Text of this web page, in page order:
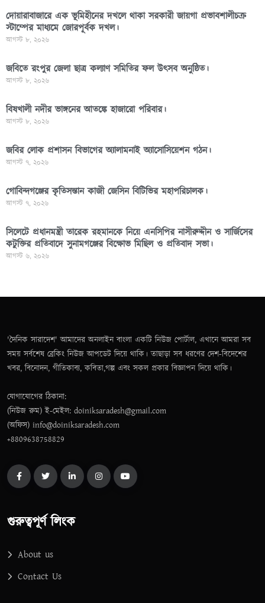
দোয়ারাবাজারে এক ভূমিহীনের দখলে থাকা সরকারী জায়গা প্রভাবশালীচক্র
স্টাম্পের মাধ্যমে জোরপূর্বক দখল।
আগস্ট ৮, ২০২৬
জবিতে রংপুর জেলা ছাত্র কল্যাণ সমিতির ফল উৎসব অনুষ্ঠিত।
আগস্ট ৮, ২০২৬
বিষখালী নদীর ভাঙ্গনের আতঙ্কে হাজারো পরিবার।
আগস্ট ৮, ২০২৬
জবির লোক প্রশাসন বিভাগের অ্যালামনাই অ্যাসোসিয়েশন গঠন।
আগস্ট ৭, ২০২৬
গোবিন্দগঞ্জের কৃতিসন্তান কাজী জেসিন বিটিভির মহাপরিচালক।
আগস্ট ৭, ২০২৬
সিলেটে প্রধানমন্ত্রী তারেক রহমানকে নিয়ে এনসিপির নাসীরুদ্দীন ও সার্জিসের
কটুক্তির প্রতিবাদে সুনামগঞ্জের বিক্ষোভ মিছিল ও প্রতিবাদ সভা।
আগস্ট ৬, ২০২৬
'দৈনিক সারাদেশ' আমাদের অনলাইন বাংলা একটি নিউজ পোর্টাল, এখানে আমরা সব
সময় সর্বশেষ ব্রেকিং নিউজ আপডেট দিয়ে থাকি। তাছাড়া সব ধরণের দেশ-বিদেশের
খবর, বিনোদন, গীতিকাব্য, কবিতা,গল্প এবং সকল প্রকার বিজ্ঞাপন দিয়ে থাকি।
যোগাযোগের ঠিকানা:
(নিউজ রুম) ই-মেইল: doiniksaradesh@gmail.com
(অফিস) info@doiniksaradesh.com
+8809638758829
গুরুত্বপূর্ণ লিংক
About us
Contact Us